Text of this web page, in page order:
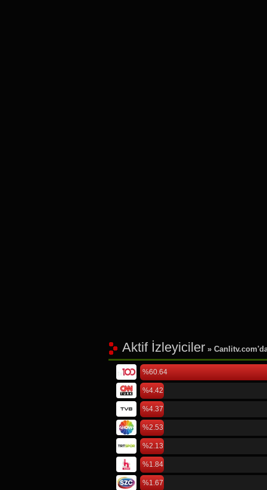
Aktif İzleyiciler »
%60.64
%4.42
%4.37
%2.53
%2.13
%1.84
%1.67